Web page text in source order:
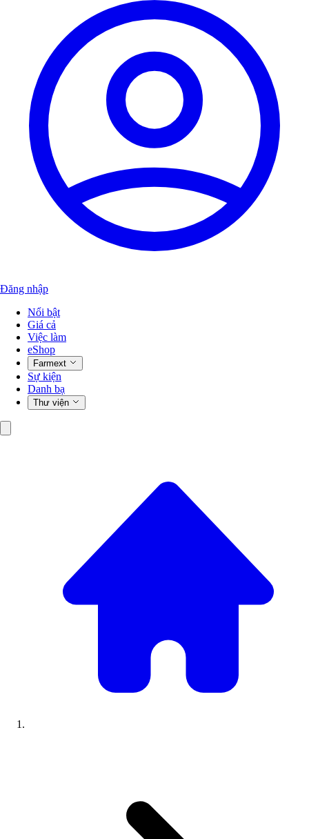
Đăng nhập
Nổi bật
Giá cả
Việc làm
eShop
Farmext
Sự kiện
Danh bạ
Thư viện